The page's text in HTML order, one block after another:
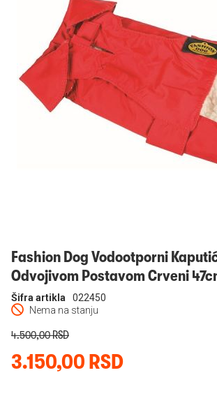
Fashion Dog Vodootporni
Odvojivom Postavom Crveni
Nema na stanju
Šifra artikla 022450
3.150,00 RSD
4.500,00 RSD